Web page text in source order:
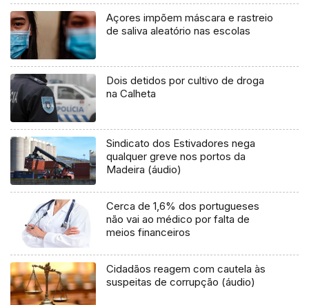
Açores impõem máscara e rastreio
de saliva aleatório nas escolas
Dois detidos por cultivo de droga
na Calheta
Sindicato dos Estivadores nega
qualquer greve nos portos da
Madeira (áudio)
Cerca de 1,6% dos portugueses
não vai ao médico por falta de
meios financeiros
Cidadãos reagem com cautela às
suspeitas de corrupção (áudio)